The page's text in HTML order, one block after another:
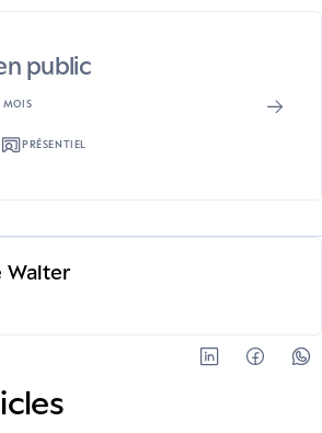
public
MOIS
PRÉSENTIEL
Walter